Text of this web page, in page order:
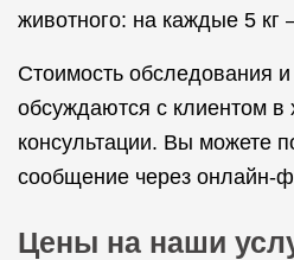
животного: на каждые 5 кг
Стоимость обследования
обсуждаются с клиентом в
консультации. Вы можете
сообщение через онлайн-
Цены на наши